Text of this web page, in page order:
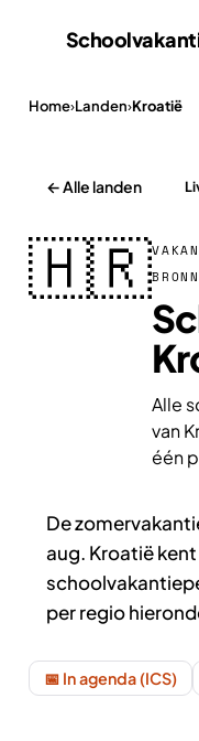
Home›Landen›Kroatië
← Alle landen
🇭🇷
Alle
van
één
De
aug. Kroatië
per regio
📅 In agenda (ICS)